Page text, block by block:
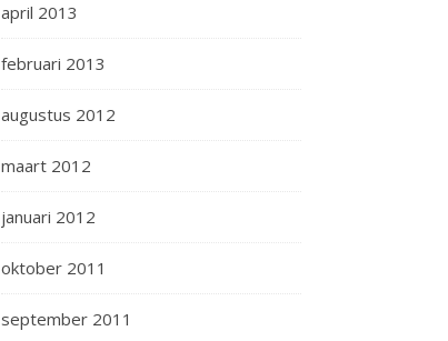
april 2013
februari 2013
augustus 2012
maart 2012
januari 2012
oktober 2011
september 2011